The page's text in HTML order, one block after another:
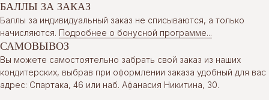
БАЛЛЫ ЗА ЗАКАЗ
Баллы за индивидуальный заказ не списываются, а только
начисляются. Подробнее о бонусной программе...
САМОВЫВОЗ
Вы можете самостоятельно забрать свой заказ из наших
кондитерских, выбрав при оформлении заказа удобный для вас
адрес: Спартака, 46 или наб. Афанасия Никитина, 30.